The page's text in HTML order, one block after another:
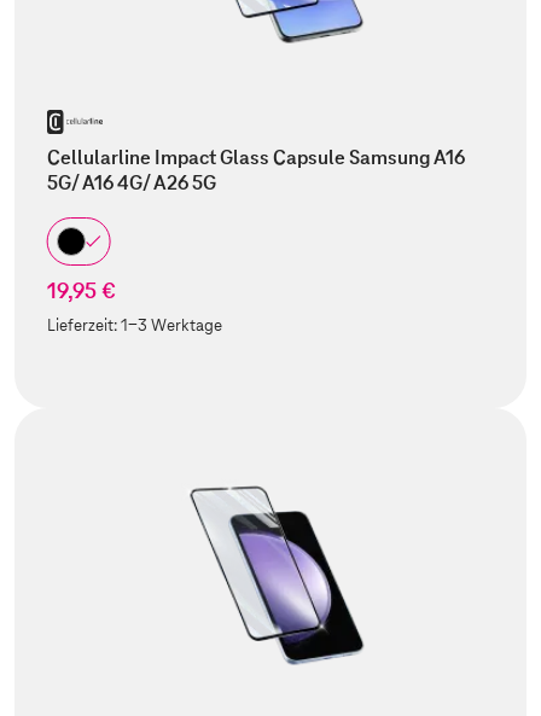
Cellularline Impact Glass Capsule Samsung A16
5G/ A16 4G/ A26 5G
19,95 €
Lieferzeit:1-3 Werktage